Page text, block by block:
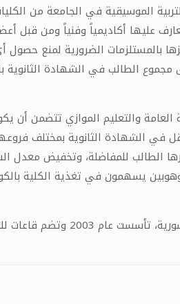
شدود أن عدد الطلاب المتقدمين 125 طالب، وأن كلية
أكاديمياً وفنياً ومن قبل
بالمستلزمات الضرورية لمنع
والتعليم الموازي تتضمن أن
للطلاب السوريين ومن في حكمهم بمعدل لا يقل عن 50% على
يسهمون في تغذية الكلية
يشار إلى أن كلية التربية